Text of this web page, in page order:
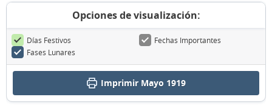
Opciones de visualización:
Días Festivos
Fechas Importantes
Fases Lunares
Imprimir Mayo 1919